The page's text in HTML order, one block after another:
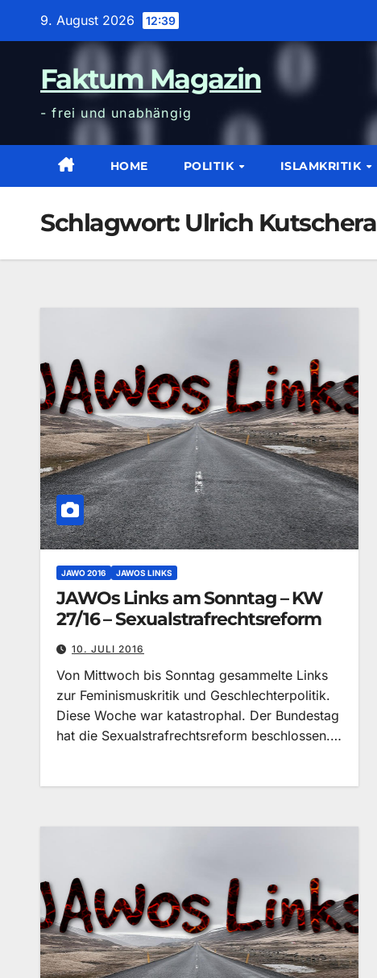
9. August 2026 12:39
Faktum Magazin
- frei und unabhängig
HOME POLITIK ISLAMKRITIK
Schlagwort: Ulrich Kutschera
JAWO 2016 JAWOS LINKS
JAWOs Links am Sonntag – KW
27/16 – Sexualstrafrechtsreform
10. JULI 2016
Von Mittwoch bis Sonntag gesammelte Links
zur Feminismuskritik und Geschlechterpolitik.
Diese Woche war katastrophal. Der Bundestag
hat die Sexualstrafrechtsreform beschlossen.…